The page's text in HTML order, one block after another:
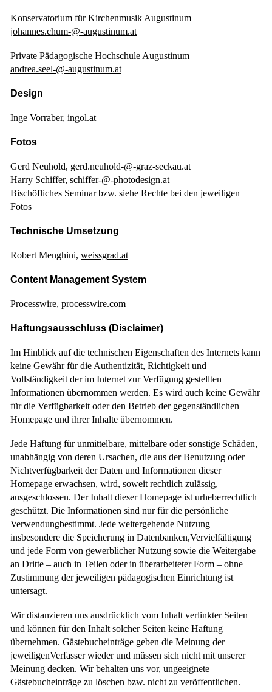
Konservatorium für Kirchenmusik Augustinum
johannes.chum-@-augustinum.at
Private Pädagogische Hochschule Augustinum
andrea.seel-@-augustinum.at
Design
Inge Vorraber, ingol.at
Fotos
Gerd Neuhold, gerd.neuhold-@-graz-seckau.at
Harry Schiffer, schiffer-@-photodesign.at
Bischöfliches Seminar bzw. siehe Rechte bei den jeweiligen
Fotos
Technische Umsetzung
Robert Menghini, weissgrad.at
Content Management System
Processwire, processwire.com
Haftungsausschluss (Disclaimer)
Im Hinblick auf die technischen Eigenschaften des Internets kann
keine Gewähr für die Authentizität, Richtigkeit und
Vollständigkeit der im Internet zur Verfügung gestellten
Informationen übernommen werden. Es wird auch keine Gewähr
für die Verfügbarkeit oder den Betrieb der gegenständlichen
Homepage und ihrer Inhalte übernommen.
Jede Haftung für unmittelbare, mittelbare oder sonstige Schäden,
unabhängig von deren Ursachen, die aus der Benutzung oder
Nichtverfügbarkeit der Daten und Informationen dieser
Homepage erwachsen, wird, soweit rechtlich zulässig,
ausgeschlossen. Der Inhalt dieser Homepage ist urheberrechtlich
geschützt. Die Informationen sind nur für die persönliche
Verwendungbestimmt. Jede weitergehende Nutzung
insbesondere die Speicherung in Datenbanken,Vervielfältigung
und jede Form von gewerblicher Nutzung sowie die Weitergabe
an Dritte – auch in Teilen oder in überarbeiteter Form – ohne
Zustimmung der jeweiligen pädagogischen Einrichtung ist
untersagt.
Wir distanzieren uns ausdrücklich vom Inhalt verlinkter Seiten
und können für den Inhalt solcher Seiten keine Haftung
übernehmen. Gästebucheinträge geben die Meinung der
jeweiligenVerfasser wieder und müssen sich nicht mit unserer
Meinung decken. Wir behalten uns vor, ungeeignete
Gästebucheinträge zu löschen bzw. nicht zu veröffentlichen.